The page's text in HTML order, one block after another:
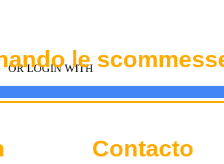
OR LOGIN WITH
le
Contacto